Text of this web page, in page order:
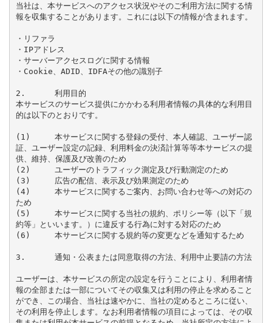
当社は、本サービスへのアクセス状況やそのご利用方法に関する情
報を収集することがあります。これには以下の情報が含まれます。
・リファラ
・IPアドレス
・サーバーアクセスログに関する情報
・Cookie、ADID、IDFAその他の識別子
2.	利用目的
本サービスのサービス提供にかかわる利用者情報の具体的な利用目
的は以下のとおりです。
(1)	本サービスに関する登録の受付、本人確認、ユーザー認
証、ユーザー設定の記録、利用料金の決済計算等等本サービスの提
供、維持、保護及び改善のため
(2)	ユーザーのトラフィック測定及び行動測定のため
(3)	広告の配信、表示及び効果測定のため
(4)	本サービスに関するご案内、お問い合わせ等への対応の
ため
(5)	本サービスに関する当社の規約、ポリシー等（以下「規
約等」といいます。）に違反する行為に対する対応のため
(6)	本サービスに関する規約等の変更などを通知するため
3.	通知・公表または同意取得の方法、利用中止要請の方法
ユーザーは、本サービスの所定の設定を行うことにより、利用者情
報の全部または一部についてその収集又は利用の停止を求めること
ができ、この場合、当社は速やかに、当社の定めるところに従い、
その利用を停止します。なお利用者情報の項目によっては、その収